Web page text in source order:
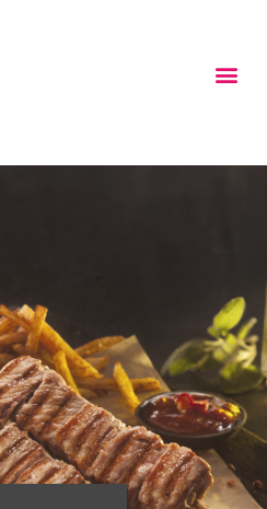
40 ΧΡΟΝΙΑ
προϊόντα